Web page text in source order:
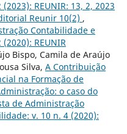
REUNIR: 13, 2, 2023
Reunir 10(2) ,
Contabilidade e
REUNIR
Bispo, Camila de Araújo
Silva, A Contribuição
na Formação de
o caso do
de Administração
v. 10 n. 4 (2020):